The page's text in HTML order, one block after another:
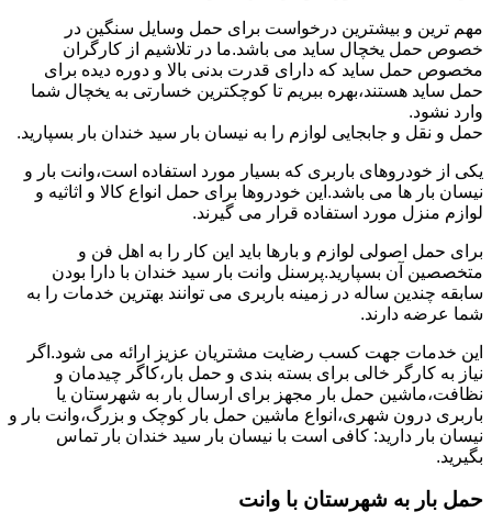
مهم ترین و بیشترین درخواست برای حمل وسایل سنگین در
خصوص حمل یخچال ساید می باشد.ما در تلاشیم از کارگران
مخصوص حمل ساید که دارای قدرت بدنی بالا و دوره دیده برای
حمل ساید هستند،بهره ببریم تا کوچکترین خسارتی به یخچال شما
وارد نشود.
حمل و نقل و جابجایی لوازم را به نیسان بار سید خندان بار بسپارید.
یکی از خودروهای باربری که بسیار مورد استفاده است،وانت بار و
نیسان بار ها می باشد.این خودروها برای حمل انواع کالا و اثاثیه و
لوازم منزل مورد استفاده قرار می گیرند.
برای حمل اصولی لوازم و بارها باید این کار را به اهل فن و
متخصصین آن بسپارید.پرسنل وانت بار سید خندان با دارا بودن
سابقه چندین ساله در زمینه باربری می توانند بهترین خدمات را به
شما عرضه دارند.
این خدمات جهت کسب رضایت مشتریان عزیز ارائه می شود.اگر
نیاز به کارگر خالی برای بسته بندی و حمل بار،کاگر چیدمان و
نظافت،ماشین حمل بار مجهز برای ارسال بار به شهرستان یا
باربری درون شهری،انواع ماشین حمل بار کوچک و بزرگ،وانت بار و
نیسان بار دارید: کافی است با نیسان بار سید خندان بار تماس
بگیرید.
حمل بار به شهرستان با وانت